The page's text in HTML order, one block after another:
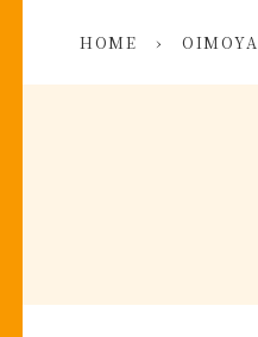
HOME ›